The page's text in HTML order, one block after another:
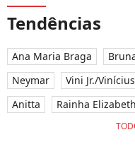
Tendências
Ana Maria Braga
Neymar
Vini Jr./
Anitta
Rainha